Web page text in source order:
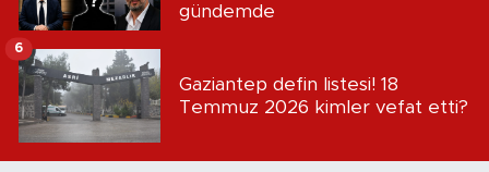
gündemde
Gaziantep defin listesi! 18
Temmuz 2026 kimler vefat etti?
6